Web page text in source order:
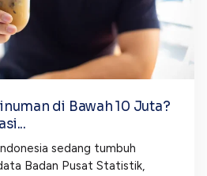
di Bawah 10 Juta?
sedang tumbuh
Badan Pusat Statistik,